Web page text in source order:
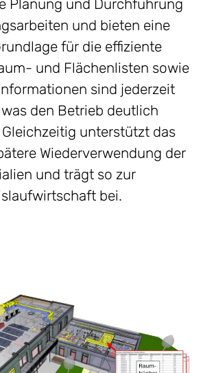
Planung und Durchführung
und bieten eine
für die effiziente
und Flächenlisten sowie
sind jederzeit
den Betrieb deutlich
unterstützt das
Wiederverwendung der
und trägt so zur
bei.